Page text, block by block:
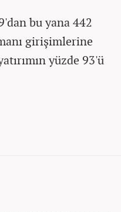
bu yana 442
girişimlerine
yüzde 93'ü